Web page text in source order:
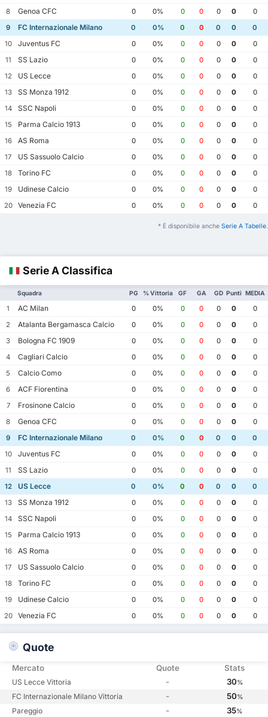
8
Genoa CFC 0 0% 0 0 0 0
0
9
FC Internazionale Milano 0 0% 0 0 0 0
0
10
Juventus FC 0 0% 0 0 0 0
0
11
SS Lazio 0 0% 0 0 0 0
0
12
US Lecce 0 0% 0 0 0 0
0
13
SS Monza 1912 0 0% 0 0 0 0
0
14
SSC Napoli 0 0% 0 0 0 0
0
15
Parma Calcio 1913 0 0% 0 0 0 0
0
16
AS Roma 0 0% 0 0 0 0
0
17
US Sassuolo Calcio 0 0% 0 0 0 0
0
18
Torino FC 0 0% 0 0 0 0
0
19
Udinese Calcio 0 0% 0 0 0 0
0
20
Venezia FC 0 0% 0 0 0 0 0
* È disponibile anche Serie A Tabelle.
Serie A Classifica
Squadra PG % Vittoria GF GA GD Punti MEDIA
1 AC Milan 0 0% 0 0 0 0
0
2
Atalanta Bergamasca Calcio 0 0% 0 0 0 0
0
3
Bologna FC 1909 0 0% 0 0 0 0
0
4
Cagliari Calcio 0 0% 0 0 0 0
0
5
Calcio Como 0 0% 0 0 0 0
0
6
ACF Fiorentina 0 0% 0 0 0 0
0
7
Frosinone Calcio 0 0% 0 0 0 0
0
8
Genoa CFC 0 0% 0 0 0 0
0
9
FC Internazionale Milano 0 0% 0 0 0 0
0
10
Juventus FC 0 0% 0 0 0 0
0
11
SS Lazio 0 0% 0 0 0 0
0
12
US Lecce 0 0% 0 0 0 0
0
13
SS Monza 1912 0 0% 0 0 0 0
0
14
SSC Napoli 0 0% 0 0 0 0
0
15
Parma Calcio 1913 0 0% 0 0 0 0
0
16
AS Roma 0 0% 0 0 0 0
0
17
US Sassuolo Calcio 0 0% 0 0 0 0
0
18
Torino FC 0 0% 0 0 0 0
0
19
Udinese Calcio 0 0% 0 0 0 0
0
20
Venezia FC 0 0% 0 0 0 0 0
Quote
Mercato Quote Stats
US Lecce Vittoria - 30%
FC Internazionale Milano Vittoria - 50%
Pareggio - 35%